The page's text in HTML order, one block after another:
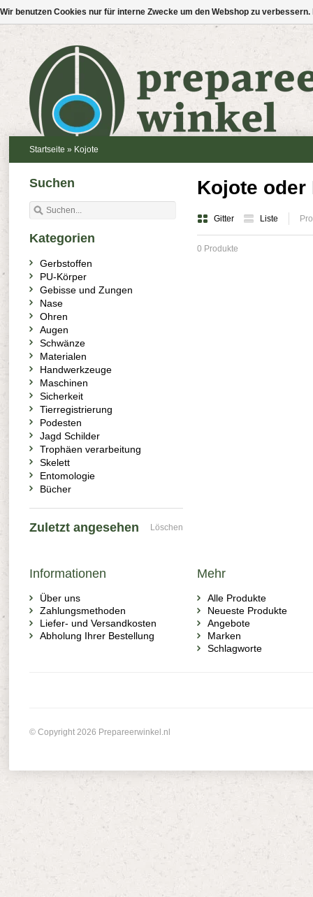
Startseite » Kojote
Kojote oder
Gitter Liste
0 Produkte
Suchen
Kategorien
Gerbstoffen
PU-Körper
Gebisse und Zungen
Nase
Ohren
Augen
Schwänze
Materialen
Handwerkzeuge
Maschinen
Sicherkeit
Tierregistrierung
Podesten
Jagd Schilder
Trophäen verarbeitung
Skelett
Entomologie
Bücher
Zuletzt angesehen Löschen
Informationen
Über uns
Zahlungsmethoden
Liefer- und Versandkosten
Abholung Ihrer Bestellung
Mehr
Alle Produkte
Neueste Produkte
Angebote
Marken
Schlagworte
© Copyright 2026 Prepareerwinkel.nl
Wir benutzen Cookies nur für interne Zwecke um den Webshop zu